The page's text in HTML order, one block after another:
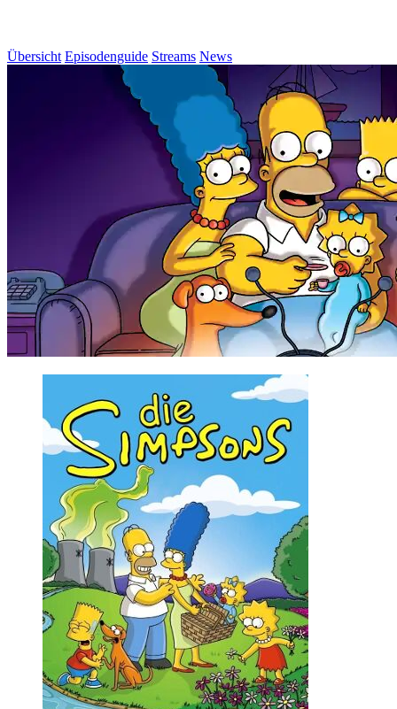
Übersicht Episodenguide Streams News